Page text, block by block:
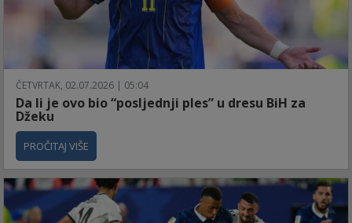
ČETVRTAK, 02.07.2026 | 05:04
Da li je ovo bio “posljednji ples” u dresu BiH za
Džeku
PROČITAJ VIŠE